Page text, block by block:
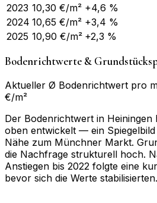
2023 10,30 €/m² +4,6 %
2024 10,65 €/m² +3,4 %
2025 10,90 €/m² +2,3 %
Bodenrichtwerte &
Aktueller Ø Bodenrichtwert pro
€/m²
Der Bodenrichtwert in Heiningen
oben entwickelt — ein
Nähe zum Münchner Markt.
die Nachfrage strukturell hoch.
Anstiegen bis 2022 folgte eine
bevor sich die Werte stabilisierten.